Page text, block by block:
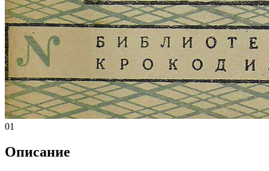
01
Описание